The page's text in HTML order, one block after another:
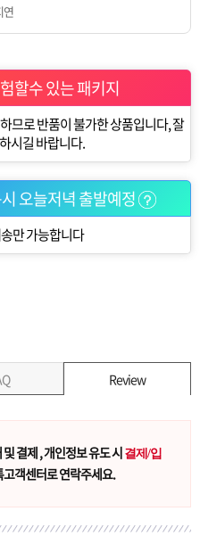
연
할수 있는 패키지
므로 반품이 불가한 상품입니다, 잘
시길 바랍니다.
오늘저녁 출발예정
만 가능합니다
Review
결제 , 개인정보 유도 시 결제/입
객센터로 연락주세요.